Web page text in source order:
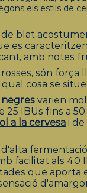
els estils de
de blat
es
amb notes
són força
cosa se
varien
25 IBUs fins a
a la cervesa i
d'alta
facilitat als 40
que aporta